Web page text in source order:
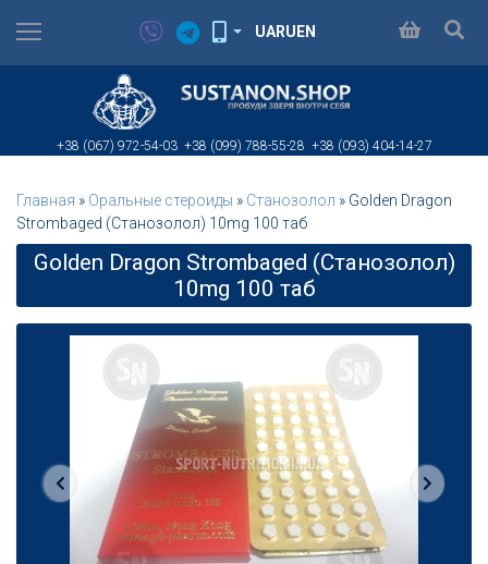
UARUEN
+38 (067) 972-54-03 +38 (099) 788-55-28 +38 (093) 404-14-27
Главная » Оральные стероиды » Станозолол » Golden Dragon
Strombaged (Станозолол) 10mg 100 таб
Golden Dragon Strombaged (Станозолол)
10mg 100 таб
Предыдущая